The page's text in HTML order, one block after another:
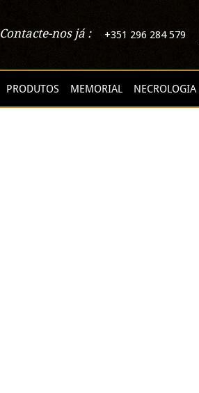
Contacte-nos já : +351 296 284 579
PRODUTOS MEMORIAL NECROLOGIA